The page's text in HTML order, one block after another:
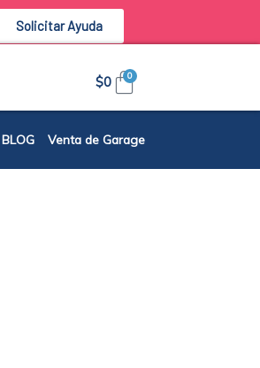
Solicitar Ayuda
$0 0
Carrito
BLOG Venta de Garage